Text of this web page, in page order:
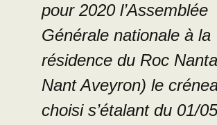
pour 2020 l’Assemblée
Générale nationale à la
résidence du Roc
Nant Aveyron) le
choisi s’étalant du 01/